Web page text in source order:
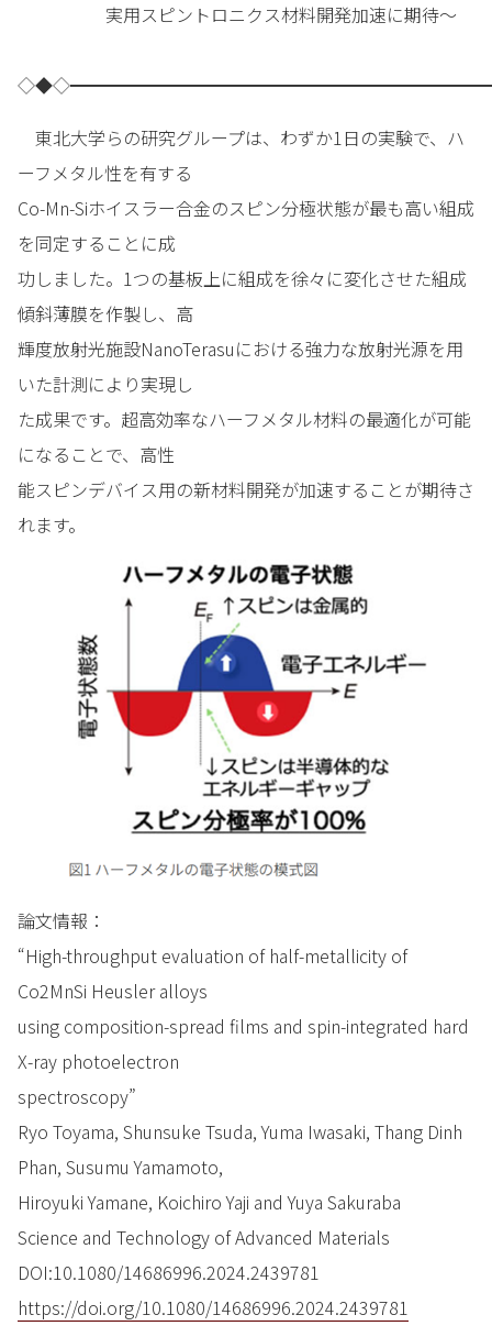
実用スピントロニクス材料開発加速に期待～
東北大学らの研究グループは、わずか1日の実験で、ハ
ーフメタル性を有する
Co-Mn-Siホイスラー合金のスピン分極状態が最も高い組成
を同定することに成
功しました。1つの基板上に組成を徐々に変化させた組成
傾斜薄膜を作製し、高
輝度放射光施設NanoTerasuにおける強力な放射光源を用
いた計測により実現し
た成果です。超高効率なハーフメタル材料の最適化が可能
になることで、高性
能スピンデバイス用の新材料開発が加速することが期待さ
れます。
論文情報：
“High-throughput evaluation of half-metallicity of
Co2MnSi Heusler alloys
using composition-spread films and spin-integrated hard
X-ray photoelectron
spectroscopy”
Ryo Toyama, Shunsuke Tsuda, Yuma Iwasaki, Thang Dinh
Phan, Susumu Yamamoto,
Hiroyuki Yamane, Koichiro Yaji and Yuya Sakuraba
Science and Technology of Advanced Materials
DOI:10.1080/14686996.2024.2439781
https://doi.org/10.1080/14686996.2024.2439781